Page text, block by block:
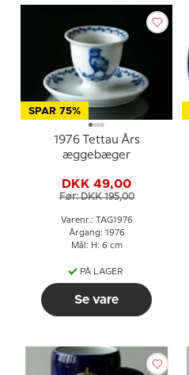
SPAR 75%
1976 Tettau Års
æggebæger
DKK 49,00
Før: DKK 195,00
Varenr.: TAG1976
Årgang: 1976
Mål: H: 6 cm
PÅ LAGER
Se vare